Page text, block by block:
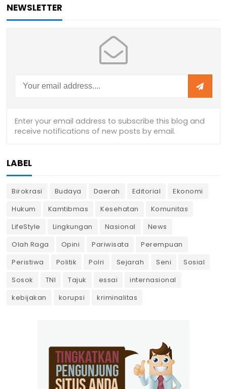
NEWSLETTER
LABEL
Birokrasi Budaya Daerah Editorial
Ekonomi
Hukum
Kamtibmas Kesehatan
Komunitas
LifeStyle
Lingkungan Nasional
News
Olah Raga
Opini Pariwisata
Perempuan
Peristiwa
Politik Polri Sejarah Seni
Sosial
Sosok
TNI Tajuk essai
internasional
kebijakan
korupsi kriminalitas